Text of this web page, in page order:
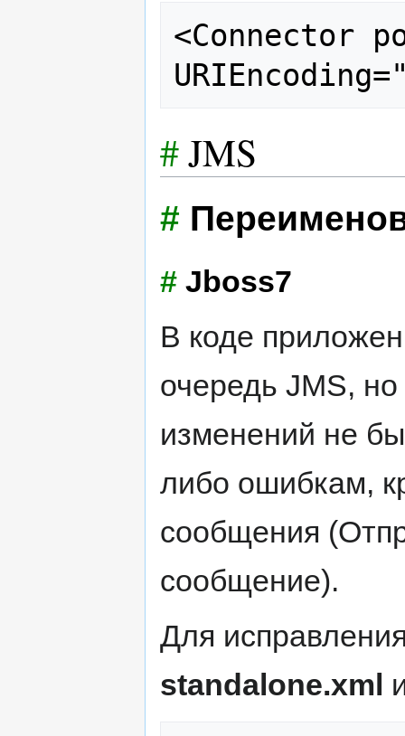
<Connector
#JMS
#
# Jboss7
В коде
очередь JMS,
изменений не
либо ошибкам,
сообщения
сообщение).
Для
standalone.xml